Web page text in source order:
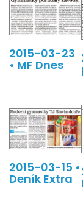
2015-03-23
• MF Dnes
2015-03-15 •
Deník Extra